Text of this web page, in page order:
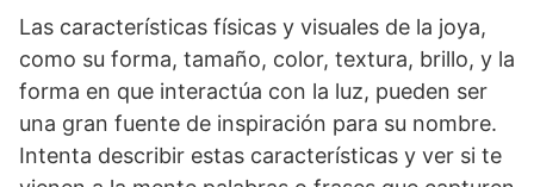
Las características físicas y visuales de la joya,
como su forma, tamaño, color, textura, brillo, y la
forma en que interactúa con la luz, pueden ser
una gran fuente de inspiración para su nombre.
Intenta describir estas características y ver si te